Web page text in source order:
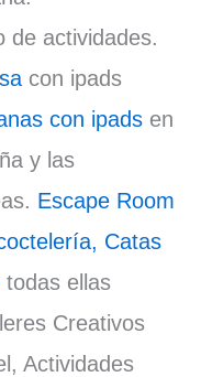
de actividades.
con ipads
con ipads en
y las
Escape Room
Catas
todas ellas
Creativos
Actividades